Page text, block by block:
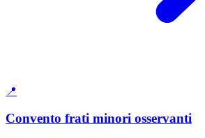
📍
Convento frati minori osservanti